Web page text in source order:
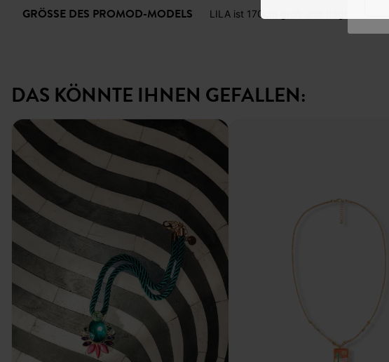
GRÖSSE DES PROMOD-MODELS LILA ist 170cm groß und trägt Größe 36
DAS KÖNNTE IHNEN GEFALLEN: